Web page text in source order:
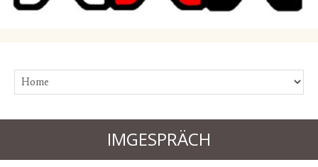
IMGESPRÄCH